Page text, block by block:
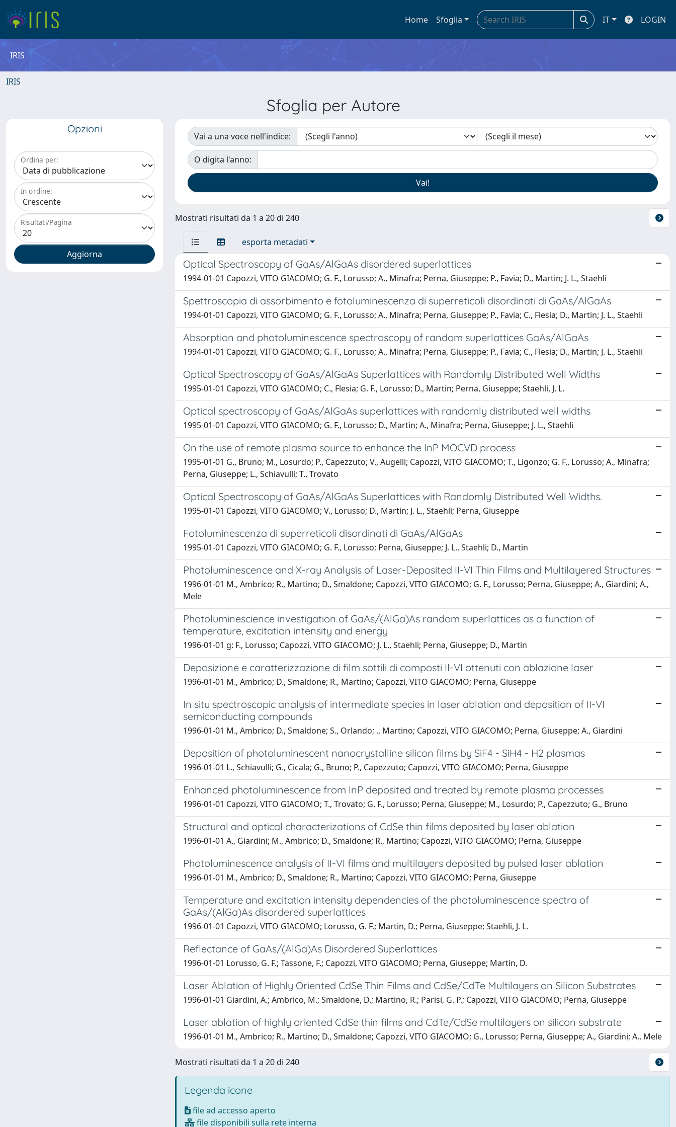
Home Sfoglia IT LOGIN
IRIS
IRIS
Sfoglia per Autore
Opzioni
Ordina per:
In ordine:
Risultati/Pagina
Vai a una voce nell'indice:
O digita l'anno:
Mostrati risultati da 1 a 20 di 240
esporta metadati
Optical Spectroscopy of GaAs/AlGaAs disordered superlattices
1994-01-01 Capozzi, VITO GIACOMO; G. F., Lorusso; A., Minafra; Perna, Giuseppe; P., Favia; D., Martin; J. L., Staehli
Spettroscopia di assorbimento e fotoluminescenza di superreticoli disordinati di GaAs/AlGaAs
1994-01-01 Capozzi, VITO GIACOMO; G. F., Lorusso; A., Minafra; Perna, Giuseppe; P., Favia; C., Flesia; D., Martin; J. L., Staehli
Absorption and photoluminescence spectroscopy of random superlattices GaAs/AlGaAs
1994-01-01 Capozzi, VITO GIACOMO; G. F., Lorusso; A., Minafra; Perna, Giuseppe; P., Favia; C., Flesia; D., Martin; J. L., Staehli
Optical Spectroscopy of GaAs/AlGaAs Superlattices with Randomly Distributed Well Widths
1995-01-01 Capozzi, VITO GIACOMO; C., Flesia; G. F., Lorusso; D., Martin; Perna, Giuseppe; Staehli, J. L.
Optical spectroscopy of GaAs/AlGaAs superlattices with randomly distributed well widths
1995-01-01 Capozzi, VITO GIACOMO; G. F., Lorusso; D., Martin; A., Minafra; Perna, Giuseppe; J. L., Staehli
On the use of remote plasma source to enhance the InP MOCVD process
1995-01-01 G., Bruno; M., Losurdo; P., Capezzuto; V., Augelli; Capozzi, VITO GIACOMO; T., Ligonzo; G. F., Lorusso; A., Minafra;
Perna, Giuseppe; L., Schiavulli; T., Trovato
Optical Spectroscopy of GaAs/AlGaAs Superlattices with Randomly Distributed Well Widths.
1995-01-01 Capozzi, VITO GIACOMO; V., Lorusso; D., Martin; J. L., Staehli; Perna, Giuseppe
Fotoluminescenza di superreticoli disordinati di GaAs/AlGaAs
1995-01-01 Capozzi, VITO GIACOMO; G. F., Lorusso; Perna, Giuseppe; J. L., Staehli; D., Martin
Photoluminescence and X-ray Analysis of Laser-Deposited II-VI Thin Films and Multilayered Structures
1996-01-01 M., Ambrico; R., Martino; D., Smaldone; Capozzi, VITO GIACOMO; G. F., Lorusso; Perna, Giuseppe; A., Giardini; A.,
Mele
Photoluminescience investigation of GaAs/(AlGa)As random superlattices as a function of
temperature, excitation intensity and energy
1996-01-01 g: F., Lorusso; Capozzi, VITO GIACOMO; J. L., Staehli; Perna, Giuseppe; D., Martin
Deposizione e caratterizzazione di film sottili di composti II-VI ottenuti con ablazione laser
1996-01-01 M., Ambrico; D., Smaldone; R., Martino; Capozzi, VITO GIACOMO; Perna, Giuseppe
In situ spectroscopic analysis of intermediate species in laser ablation and deposition of II-VI
semiconducting compounds
1996-01-01 M., Ambrico; D., Smaldone; S., Orlando; ., Martino; Capozzi, VITO GIACOMO; Perna, Giuseppe; A., Giardini
Deposition of photoluminescent nanocrystalline silicon films by SiF4 - SiH4 - H2 plasmas
1996-01-01 L., Schiavulli; G., Cicala; G., Bruno; P., Capezzuto; Capozzi, VITO GIACOMO; Perna, Giuseppe
Enhanced photoluminescence from InP deposited and treated by remote plasma processes
1996-01-01 Capozzi, VITO GIACOMO; T., Trovato; G. F., Lorusso; Perna, Giuseppe; M., Losurdo; P., Capezzuto; G., Bruno
Structural and optical characterizations of CdSe thin films deposited by laser ablation
1996-01-01 A., Giardini; M., Ambrico; D., Smaldone; R., Martino; Capozzi, VITO GIACOMO; Perna, Giuseppe
Photoluminescence analysis of II-VI films and multilayers deposited by pulsed laser ablation
1996-01-01 M., Ambrico; D., Smaldone; R., Martino; Capozzi, VITO GIACOMO; Perna, Giuseppe
Temperature and excitation intensity dependencies of the photoluminescence spectra of
GaAs/(AlGa)As disordered superlattices
1996-01-01 Capozzi, VITO GIACOMO; Lorusso, G. F.; Martin, D.; Perna, Giuseppe; Staehli, J. L.
Reflectance of GaAs/(AlGa)As Disordered Superlattices
1996-01-01 Lorusso, G. F.; Tassone, F.; Capozzi, VITO GIACOMO; Perna, Giuseppe; Martin, D.
Laser Ablation of Highly Oriented CdSe Thin Films and CdSe/CdTe Multilayers on Silicon Substrates
1996-01-01 Giardini, A.; Ambrico, M.; Smaldone, D.; Martino, R.; Parisi, G. P.; Capozzi, VITO GIACOMO; Perna, Giuseppe
Laser ablation of highly oriented CdSe thin films and CdTe/CdSe multilayers on silicon substrate
1996-01-01 M., Ambrico; R., Martino; D., Smaldone; Capozzi, VITO GIACOMO; G., Lorusso; Perna, Giuseppe; A., Giardini; A., Mele
Mostrati risultati da 1 a 20 di 240
Legenda icone
file ad accesso aperto
file disponibili sulla rete interna